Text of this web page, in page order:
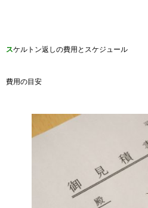
スケルトン返しの費用とスケジュール
費用の目安